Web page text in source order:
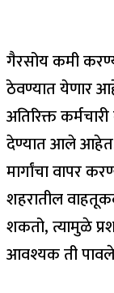
गैरसोय कमी
ठेवण्यात येणार
अतिरिक्त
देण्यात आले आहेत.
मार्गांचा वापर
शहरातील
शकतो, त्यामुळे
आवश्यक ती